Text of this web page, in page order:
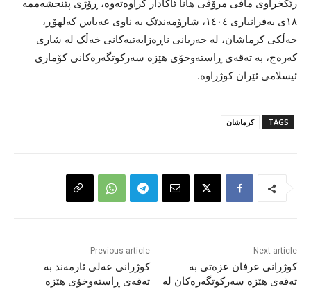
رێکخراوی مافی مرۆڤی هانا ئاگادار کراوەتەوە، ڕۆژی پێنجشەممە
١٨ی بەفرانباری ١٤٠٤، شارۆمەندێک بە ناوی عەباس کەلهۆڕ،
خەڵکی کرماشان، لە جەریانی ناڕەزایەتیەکانی خەڵک لە شاری
کەرەج، بە تەقەی ڕاستەوخۆی هێزە سەرکوتگەرەکانی کۆماری
ئیسلامی ئێران کوژراوە.
TAGS کرماشان
Previous article
کوژرانی عەلی ئارمەند بە
تەقەی ڕاستەوخۆی هێزە
Next article
کوژرانی عرفان عزەتی بە
تەقەی هێزە سەرکوتگەرەکان لە